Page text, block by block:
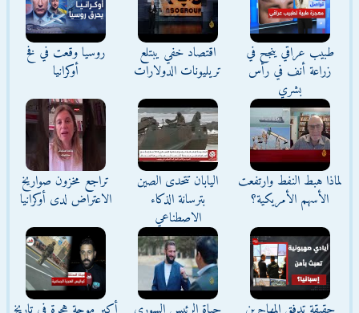
طبيب عراقي ينجح في
زراعة أنف في رأس
بشري
اقتصاد خفي يبتلع
تريليونات الدولارات
روسيا وقعت في فخ
أوكرانيا
لماذا هبط النفط وارتفعت
الأسهم الأمريكية؟
اليابان تتحدى الصين
بترسانة الذكاء
الاصطناعي
تراجع مخزون صواريخ
الاعتراض لدى أوكرانيا